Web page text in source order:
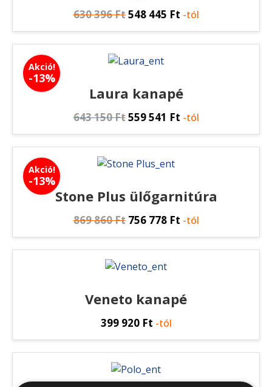
630 396Ft548 445 Ft -tól
Akció!
-13%
Laura kanapé
643 150Ft559 541 Ft -tól
Akció!
-13%
Stone Plus ülőgarnitúra
869 860Ft 756 778 Ft -tól
Veneto kanapé
399 920 Ft -tól